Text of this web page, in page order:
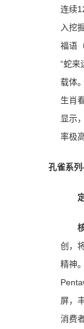
连续
入挖
福语
“蛇来
载体
生肖
显示
率极
孔雀系
创，
精神
屏，
消费